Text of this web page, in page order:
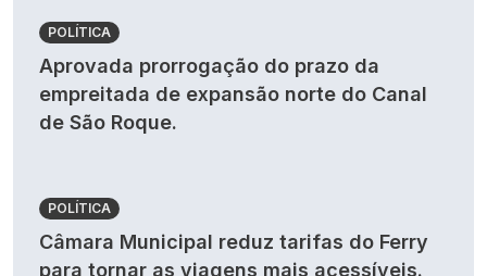
POLÍTICA
Aprovada prorrogação do prazo da
empreitada de expansão norte do Canal
de São Roque.
POLÍTICA
Câmara Municipal reduz tarifas do Ferry
para tornar as viagens mais acessíveis.